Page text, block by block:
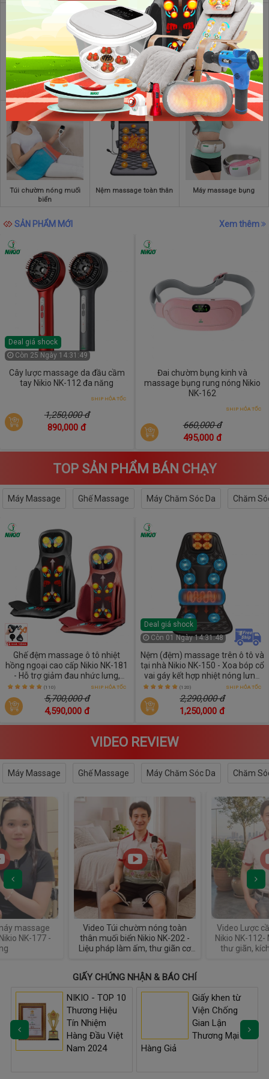
Máy massage mắt Bồn ngâm chân massage Máy massage đầu
Túi chườm nóng muối
biển
Nệm massage toàn thân Máy massage bụng
SẢN PHẨM MỚI Xem thêm
Deal giá shock
Còn 25 Ngày 14:31:48
Cây lược massage da đầu cầm
tay Nikio NK-112 đa năng
SHIP HỎA TỐC
1,250,000 đ
890,000 đ
Đai chườm bụng kinh và
massage bụng rung nóng Nikio
NK-162
SHIP HỎA TỐC
660,000 đ
495,000 đ
TOP SẢN PHẨM BÁN CHẠY
Máy Massage Ghế Massage Máy Chăm Sóc Da Chăm
Ghế đệm massage ô tô nhiệt
hồng ngoại cao cấp Nikio NK-181
- Hỗ trợ giảm đau nhức lưng,
mông, cổ vai gáy
(110) SHIP HỎA TỐC
5,700,000 đ
4,590,000 đ
Deal giá shock
Còn 01 Ngày 14:31:47
Nệm (đệm) massage trên ô tô và
tại nhà Nikio NK-150 - Xoa bóp cổ
vai gáy kết hợp nhiệt nóng lưng
và rung toàn thân
(120) SHIP HỎA TỐC
2,290,000 đ
1,250,000 đ
VIDEO REVIEW
Máy Massage Ghế Massage Máy Chăm Sóc Da Chăm
massage
NK-177 -
Video Túi chườm nóng toàn
thân muối biển Nikio NK-202 -
Liệu pháp làm ấm, thư giãn cơ
Video Lược
Nikio NK-
thư giãn,
GIẤY CHỨNG NHẬN & BÁO CHÍ
NIKIO - TOP 10
Thương Hiệu
Tín Nhiệm
Hàng Đầu Việt
Nam 2024
Giấy khen từ
Viện Chống
Gian Lận
Thương Mại Và Hàng Giả